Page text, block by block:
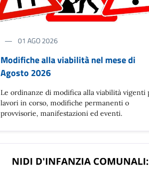
01 AGO 2026
Modifiche alla viabilità nel mese di
Agosto 2026
Le ordinanze di modifica alla viabilità vigenti
lavori in corso, modifiche permanenti o
provvisorie, manifestazioni ed eventi.